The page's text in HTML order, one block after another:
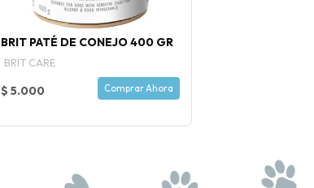
BRIT PATÉ DE CONEJO 400 GR
BRIT CARE
$ 5.000 Comprar Ahora